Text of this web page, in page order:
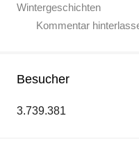
Wintergeschichten
Kommentar
Besucher
3.739.381